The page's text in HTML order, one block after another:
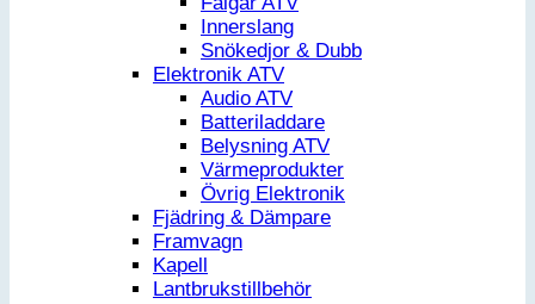
Innerslang
Snökedjor & Dubb
Elektronik ATV
Audio ATV
Batteriladdare
Belysning ATV
Värmeprodukter
Övrig Elektronik
Fjädring & Dämpare
Framvagn
Kapell
Lantbrukstillbehör